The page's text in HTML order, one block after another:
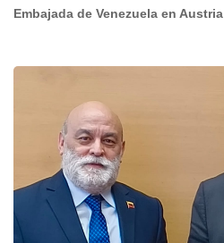
Embajada de Venezuela en Austria